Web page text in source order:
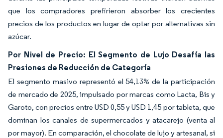
que los compradores prefirieron absorber los crecientes
precios de los productos en lugar de optar por alternativas sin
azúcar.
Por Nivel de Precio: El Segmento de Lujo Desafía las
Presiones de Reducción de Categoría
El segmento masivo representó el 54,13% de la participación
de mercado de 2025, impulsado por marcas como Lacta, Bis y
Garoto, con precios entre USD 0,55 y USD 1,45 por tableta, que
dominan los canales de supermercados y atacarejo (venta al
por mayor). En comparación, el chocolate de lujo y artesanal, si